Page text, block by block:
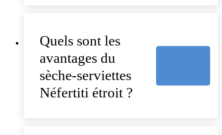
Quels sont les
avantages du
sèche-serviettes
Néfertiti étroit ?